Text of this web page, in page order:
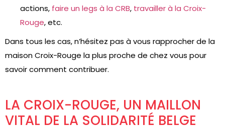
actions, faire un legs à la CRB, travailler à la Croix-
Rouge, etc.
Dans tous les cas, n’hésitez pas à vous rapprocher de la
maison Croix-Rouge la plus proche de chez vous pour
savoir comment contribuer.
LA CROIX-ROUGE, UN MAILLON
VITAL DE LA SOLIDARITÉ BELGE